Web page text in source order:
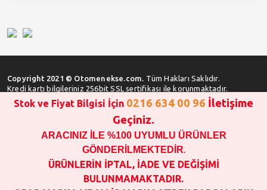
Copyright 2021 © Otomenekse.com. Tüm Hakları Saklıdır.
Kredi kartı bilgileriniz 256bit SSL sertifikası ile korunmaktadır.
SATIN ALMA İŞLEMİ YAPMADAN ÖNCE
STOK VE FİYAT BİLGİSİ ALINIZ !!!
1000 TL VE ÜSTÜ SİPARİŞ VERİLEBİLİR!!!
OPAR MARKA VE MAİS MARKA YEDEK PARÇALARIN
GARANTİSİ YOKTUR!!!!!!!!!!!
Stok ve Fiyat Bilgisi İçin 0216 634 00 96 İletişime
Geçiniz.
ARACINIZ İLE %100 UYUMLU ÜRÜNLER
GÖNDERİLMEKTEDİR.
ÜRÜNLERİN İPTAL, İADE VE DEĞİŞİMİ
BULUNMAMAKTADIR.